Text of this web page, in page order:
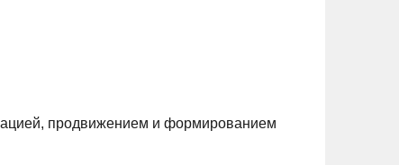
продвижением и формированием